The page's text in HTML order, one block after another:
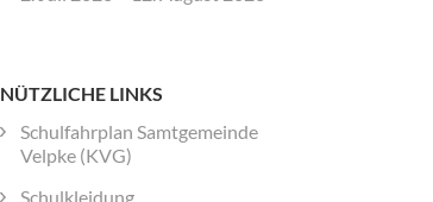
NÜTZLICHE LINKS
Schulfahrplan Samtgemeinde
Velpke (KVG)
Schulkleidung